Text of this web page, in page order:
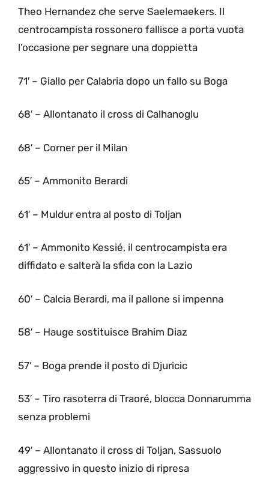
Theo Hernandez che serve Saelemaekers. Il
centrocampista rossonero fallisce a porta vuota
l’occasione per segnare una doppietta
71′ – Giallo per Calabria dopo un fallo su Boga
68′ – Allontanato il cross di Calhanoglu
68′ – Corner per il Milan
65′ – Ammonito Berardi
61′ – Muldur entra al posto di Toljan
61′ – Ammonito Kessié, il centrocampista era
diffidato e salterà la sfida con la Lazio
60′ – Calcia Berardi, ma il pallone si impenna
58′ – Hauge sostituisce Brahim Diaz
57′ – Boga prende il posto di Djuricic
53′ – Tiro rasoterra di Traoré, blocca Donnarumma
senza problemi
49′ – Allontanato il cross di Toljan, Sassuolo
aggressivo in questo inizio di ripresa